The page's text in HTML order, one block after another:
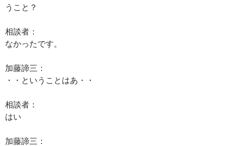
うこと？
相談者：
なかったです。
加藤諦三：
・・ということはあ・・
相談者：
はい
加藤諦三：